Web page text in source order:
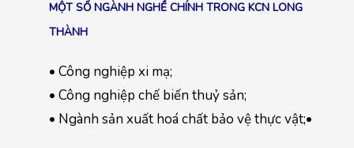
MỘT SỐ NGÀNH NGHỀ CHÍNH TRONG KCN LONG
THÀNH
• Công nghiệp xi mạ;
• Công nghiệp chế biến thuỷ sản;
• Ngành sản xuất hoá chất bảo vệ thực vật;•